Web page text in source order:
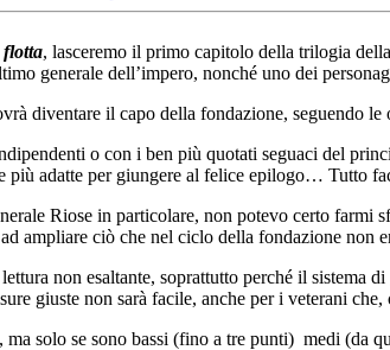
, lasceremo il primo capitolo della trilogia
generale dell’impero, nonché uno dei
diventare il capo della fondazione, seguendo
o con i ben più quotati seguaci del
più adatte per giungere al felice epilogo… Tutto
Riose in particolare, non potevo certo
ampliare ciò che nel ciclo della fondazione
non esaltante, soprattutto perché il sistema
giuste non sarà facile, anche per i veterani
solo se sono bassi (fino a tre punti) medi